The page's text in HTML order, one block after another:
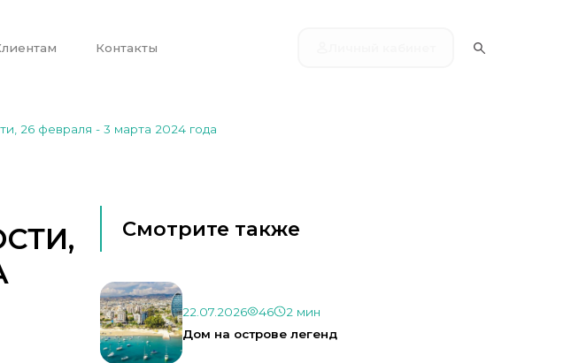
Контакты
26 февраля - 3 марта 2024 года
Смотрите также
22.07.2026 46
2 мин
Дом на острове легенд